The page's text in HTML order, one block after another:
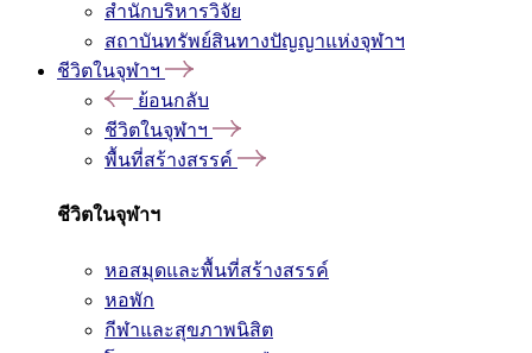
สำนักบริหารวิจัย
สถาบันทรัพย์สินทางปัญญาแห่งจุฬาฯ
ชีวิตในจุฬาฯ
ย้อนกลับ
ชีวิตในจุฬาฯ
พื้นที่สร้างสรรค์
ชีวิตในจุฬาฯ
หอสมุดและพื้นที่สร้างสรรค์
หอพัก
กีฬาและสุขภาพนิสิต